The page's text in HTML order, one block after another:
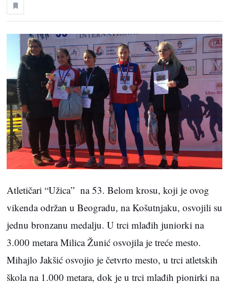
Atletičari “Užica” na 53. Belom krosu, koji je ovog
vikenda održan u Beogradu, na Košutnjaku, osvojili su
jednu bronzanu medalju. U trci mlađih juniorki na
3.000 metara Milica Žunić osvojila je treće mesto.
Mihajlo Jakšić osvojio je četvrto mesto, u trci atletskih
škola na 1.000 metara, dok je u trci mlađih pionirki na